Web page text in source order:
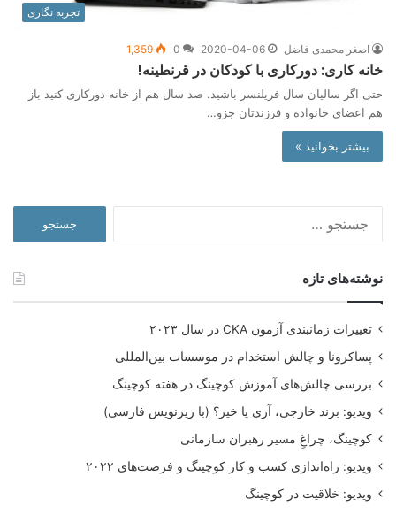
تجربه نگاری
اصغر محمدی فاضل 2020-04-06
0
1,359
خانه کاری: دورکاری با کودکان در قرنطینه!
حتی اگر سالیان سال فریلنسر باشید. صد سال هم از خانه دورکاری کنید باز
هم اعضای خانواده و فرزندتان جزو…
بیشتر بخوانید »
نوشته‌های تازه
تغییرات زمانبندی آزمون CKA در سال ۲۰۲۳
پساکرونا و چالش استخدام در موسسات بین‌المللی
بررسی چالش‌های آموزش کوچینگ در هفته کوچینگ
ویدیو: برند خارجی، آری یا خیر؟ (با زیرنویس فارسی)
کوچینگ، چراغِ مسیر رهبران سازمانی
ویدیو: راه‌اندازی کسب و کار کوچینگ و فرصت‌های ۲۰۲۲
ویدیو: خلاقیت در کوچینگ